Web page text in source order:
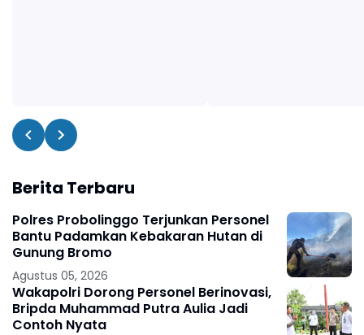
Berita Terbaru
Polres Probolinggo Terjunkan Personel
Bantu Padamkan Kebakaran Hutan di
Gunung Bromo
Agustus 05, 2026
Wakapolri Dorong Personel Berinovasi,
Bripda Muhammad Putra Aulia Jadi
Contoh Nyata